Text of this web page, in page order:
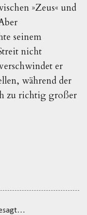
»Zeus« und
seinem
nicht
er
während der
zu richtig großer